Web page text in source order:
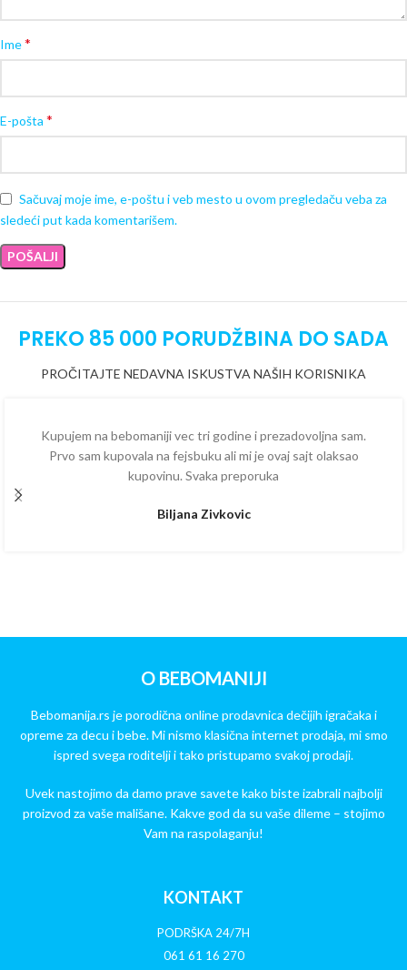
Ime*
E-pošta *
Sačuvaj moje ime, e-poštu i veb mesto u ovom pregledaču veba za
sledeći put kada komentarišem.
PREKO 85 000 PORUDŽBINA DO SADA
PROČITAJTE NEDAVNA ISKUSTVA NAŠIH KORISNIKA
Kupujem na bebomaniji vec tri godine i prezadovoljna sam.
Prvo sam kupovala na fejsbuku ali mi je ovaj sajt olaksao
kupovinu. Svaka preporuka
Biljana Zivkovic
O BEBOMANIJI
Bebomanija.rs je porodična online prodavnica dečijih igračaka i
opreme za decu i bebe. Mi nismo klasična internet prodaja, mi smo
ispred svega roditelji i tako pristupamo svakoj prodaji.
Uvek nastojimo da damo prave savete kako biste izabrali najbolji
proizvod za vaše mališane. Kakve god da su vaše dileme – stojimo
Vam na raspolaganju!
KONTAKT
PODRŠKA 24/7H
061 61 16 270